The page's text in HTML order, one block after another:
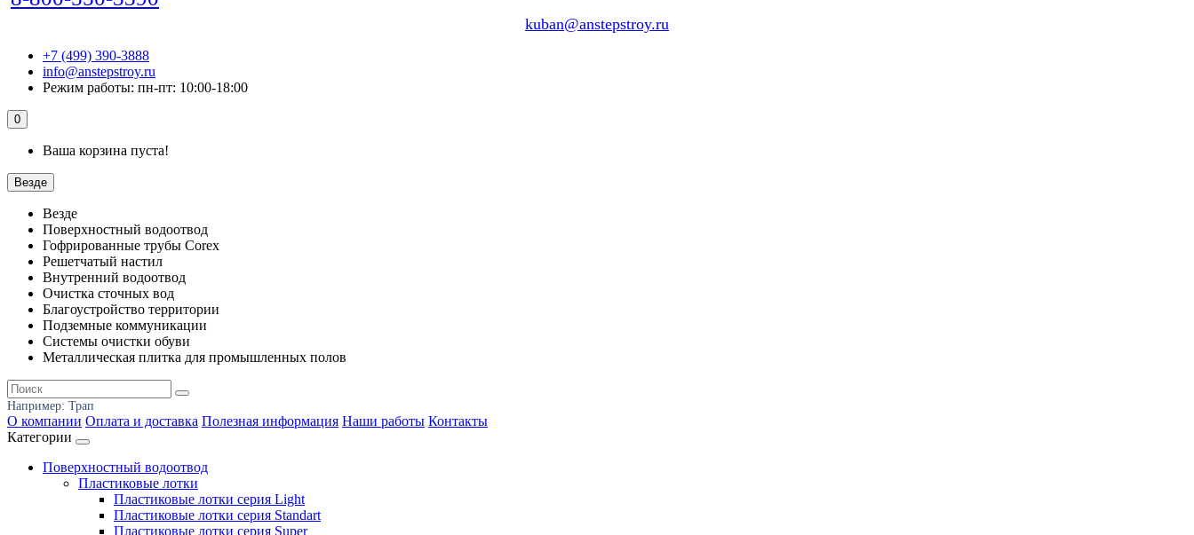
kuban@anstepstroy.ru
+7 (499) 390-3888
info@anstepstroy.ru
Режим работы: пн-пт: 10:00-18:00
0
Ваша корзина пуста!
Везде
Везде
Поверхностный водоотвод
Гофрированные трубы Corex
Решетчатый настил
Внутренний водоотвод
Очистка сточных вод
Благоустройство территории
Подземные коммуникации
Системы очистки обуви
Металлическая плитка для промышленных полов
Например: Трап
О компании Оплата и доставка Полезная информация Наши работы Контакты
Категории
Поверхностный водоотвод
Пластиковые лотки
Пластиковые лотки серия Light
Пластиковые лотки серия Standart
Пластиковые лотки серия Super